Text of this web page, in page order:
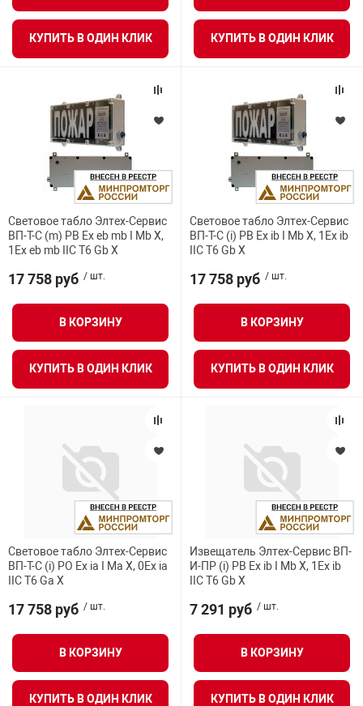
КУПИТЬ В ОДИН КЛИК КУПИТЬ В ОДИН КЛИК
Световое табло Элтех-Сервис
ВП-Т-С (m) РВ Ex eb mb I Mb X,
1Ex eb mb IIC Т6 Gb X
17 758 руб / шт.
В КОРЗИНУ
КУПИТЬ В ОДИН КЛИК
Световое табло Элтех-Сервис
ВП-Т-С (i) РВ Ex ib I Mb X, 1Ex ib
IIC T6 Gb X
17 758 руб / шт.
В КОРЗИНУ
КУПИТЬ В ОДИН КЛИК
Световое табло Элтех-Сервис
ВП-Т-С (i) РО Ex ia I Ma X, 0Ex ia
IIC T6 Ga X
17 758 руб / шт.
В КОРЗИНУ
КУПИТЬ В ОДИН КЛИК
Извещатель Элтех-Сервис ВП-
И-ПР (i) РВ Ex ib I Mb X, 1Ex ib
IIC T6 Gb X
7 291 руб / шт.
В КОРЗИНУ
КУПИТЬ В ОДИН КЛИК